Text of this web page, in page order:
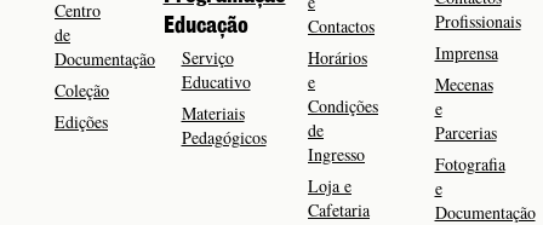
Centro
de
Documentação
Coleção
Edições
Educação
Serviço
Educativo
Materiais
Pedagógicos
Contactos
Horários
e
Condições
de
Ingresso
Loja e
Cafetaria
Profissionais
Imprensa
Mecenas
e
Parcerias
Fotografia
e
Documentação